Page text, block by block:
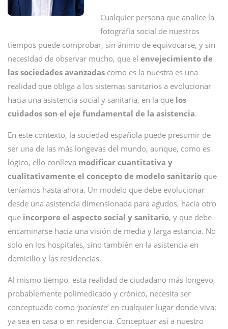
Cualquier persona que analice la
fotografía social de nuestros
tiempos puede comprobar, sin ánimo de equivocarse, y sin
necesidad de observar mucho, que el envejecimiento de
las sociedades avanzadas como es la nuestra es una
realidad que obliga a los sistemas sanitarios a evolucionar
hacia una asistencia social y sanitaria, en la que los
cuidados son el eje fundamental de la asistencia.
En este contexto, la sociedad española puede presumir de
ser una de las más longevas del mundo, aunque, como es
lógico, ello conlleva modificar cuantitativa y
cualitativamente el concepto de modelo sanitario que
teníamos hasta ahora. Un modelo que debe evolucionar
desde una asistencia dimensionada para agudos, hacia otro
que incorpore el aspecto social y sanitario, y que debe
encaminarse hacia una visión de media y larga estancia. No
solo en los hospitales, sino también en la asistencia en
domicilio y las residencias.
Al mismo tiempo, esta realidad de ciudadano más longevo,
probablemente polimedicado y crónico, necesita ser
conceptuado como ‘paciente’en cualquier lugar donde viva:
ya sea en casa o en residencia. Conceptuar así a nuestro